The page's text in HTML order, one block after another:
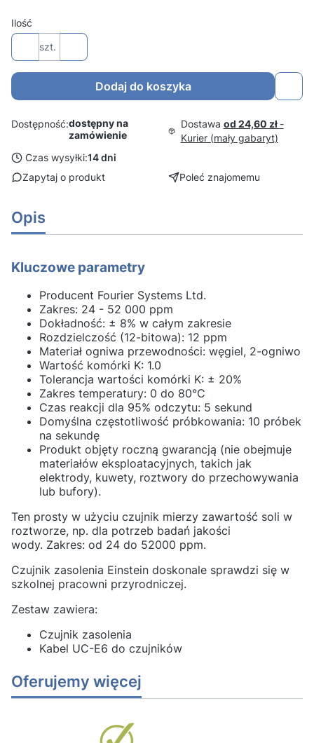
Ilość
szt.
Dodaj do koszyka
Dostępność:dostępny na
zamówienie
Dostawa od 24,60 zł -
Kurier (mały gabaryt)
Czas wysyłki:14 dni
Zapytaj o produkt
Poleć znajomemu
Opis
Kluczowe parametry
Producent Fourier Systems Ltd.
Zakres: 24 - 52 000 ppm
Dokładność: ± 8% w całym zakresie
Rozdzielczość (12-bitowa): 12 ppm
Materiał ogniwa przewodności: węgiel, 2-ogniwo
Wartość komórki K: 1.0
Tolerancja wartości komórki K: ± 20%
Zakres temperatury: 0 do 80°C
Czas reakcji dla 95% odczytu: 5 sekund
Domyślna częstotliwość próbkowania: 10 próbek
na sekundę
Produkt objęty roczną gwarancją (nie obejmuje
materiałów eksploatacyjnych, takich jak
elektrody, kuwety, roztwory do przechowywania
lub bufory).
Ten prosty w użyciu czujnik mierzy zawartość soli w
roztworze, np. dla potrzeb badań jakości
wody. Zakres: od 24 do 52000 ppm.
Czujnik zasolenia Einstein doskonale sprawdzi się w
szkolnej pracowni przyrodniczej.
Zestaw zawiera:
Czujnik zasolenia
Kabel UC-E6 do czujników
Oferujemy więcej